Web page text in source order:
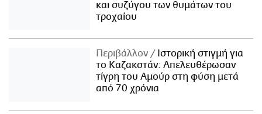
και συζύγου των θυμάτων του
τροχαίου
Περιβάλλον
Ιστορική στιγμή για
το Καζακστάν: Απελευθέρωσαν
τίγρη του Αμούρ στη φύση μετά
από 70 χρόνια